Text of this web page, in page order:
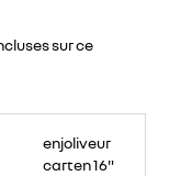
sur ce
enjoliveur
carten 16"